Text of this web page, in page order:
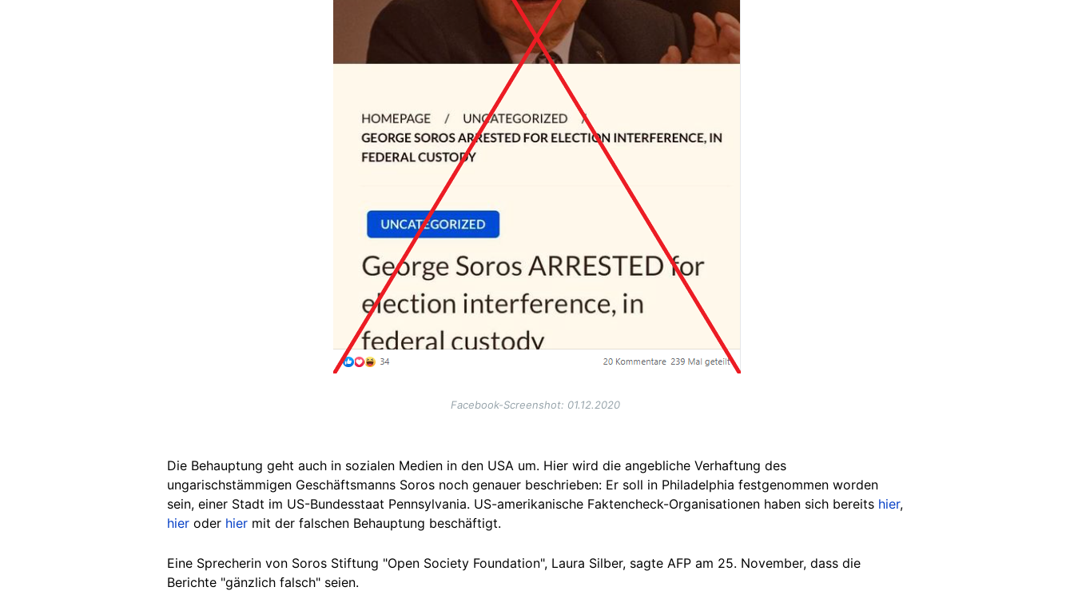
Facebook-Screenshot: 01.12.2020
Die Behauptung geht auch in sozialen Medien in den USA um. Hier wird die angebliche Verhaftung des
ungarischstämmigen Geschäftsmanns Soros noch genauer beschrieben: Er soll in Philadelphia festgenommen worden
sein, einer Stadt im US-Bundesstaat Pennsylvania. US-amerikanische Faktencheck-Organisationen haben sich bereits hier,
hier oder hier mit der falschen Behauptung beschäftigt.
Eine Sprecherin von Soros Stiftung "Open Society Foundation", Laura Silber, sagte AFP am 25. November, dass die
Berichte "gänzlich falsch" seien.